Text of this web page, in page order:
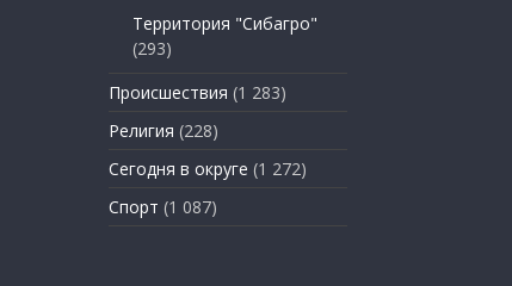
Территория "Сибагро"
(293)
Происшествия (1 283)
Религия (228)
Сегодня в округе (1 272)
Спорт (1 087)